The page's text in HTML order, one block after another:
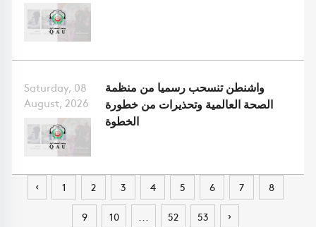
Saturday, 08
August, 2026
واشنطن تنسحب رسميا من منظمة
الصحة العالمية وتحذيرات من خطورة
الخطوة
‹ 1 2 3 4 5 6 7 8
9 10 ... 52 53 ›